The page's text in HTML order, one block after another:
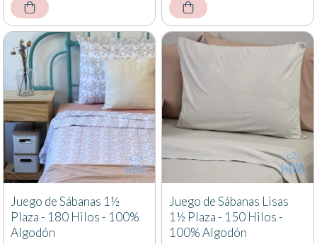
Juego de Sábanas 1½
Plaza - 180 Hilos - 100%
Algodón
Juego de Sábanas Lisas
1½ Plaza - 150 Hilos -
100% Algodón